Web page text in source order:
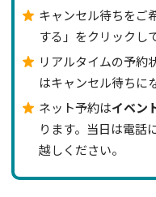
キャンセル待ちをご
する」をクリックし
リアルタイムの予約
はキャンセル待ちに
ネット予約はイベン
ります。当日は電話
越しください。